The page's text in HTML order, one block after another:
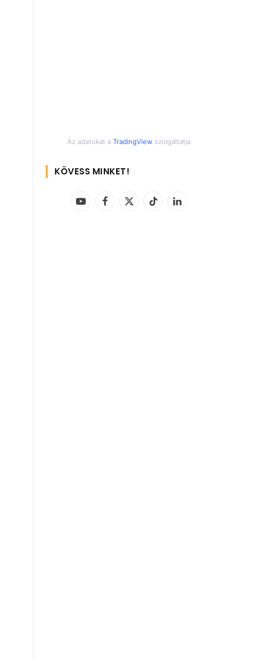
Az adatokat a TradingView szolgáltatja
KÖVESS MINKET!
YouTubeFacebook
X
TikTok LinkedIn